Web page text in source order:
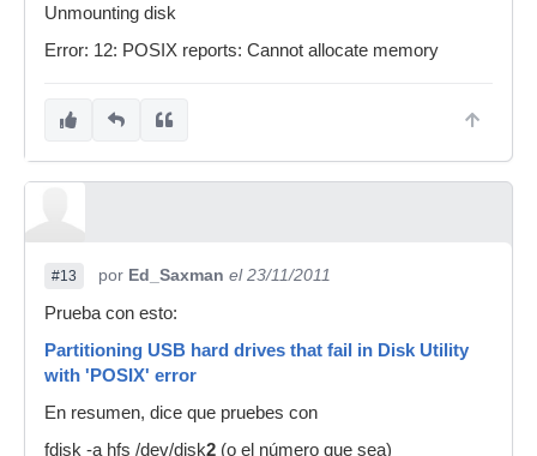
Unmounting disk
Error: 12: POSIX reports: Cannot allocate memory
#13 por Ed_Saxman el 23/11/2011
Prueba con esto:
Partitioning USB hard drives that fail in Disk Utility
with 'POSIX' error
En resumen, dice que pruebes con
fdisk -a hfs /dev/disk2 (o el número que sea)